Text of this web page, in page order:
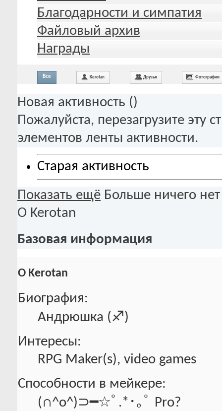
Благодарности и симпатия
Файловый архив
Награды
Все Kerotan Друзья Фотографии
Новая активность ()
Пожалуйста, перезагрузите эту
элементов ленты активности.
Старая активность
Показать ещё Больше ничего нет
О Kerotan
Базовая информация
О Kerotan
Биография:
Андрюшка (♐︎)
Интересы:
RPG Maker(s), video games
Способности в мейкере:
(∩^o^)⊃━☆ﾟ.*･｡ﾟ Pro?